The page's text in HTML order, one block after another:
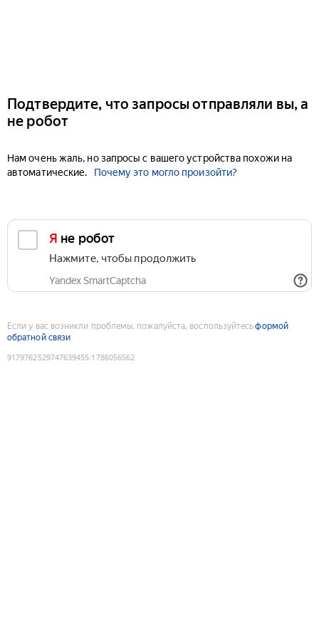
Подтвердите, что запросы отправляли вы, а
не робот
Нам очень жаль, но запросы с вашего устройства похожи на
автоматические.
Почему это могло произойти?
Я не робот
Нажмите, чтобы продолжить
Yandex SmartCaptcha
Если у вас возникли проблемы, пожалуйста, воспользуйтесьформой
обратной связи
9179762529747639455:1786056562